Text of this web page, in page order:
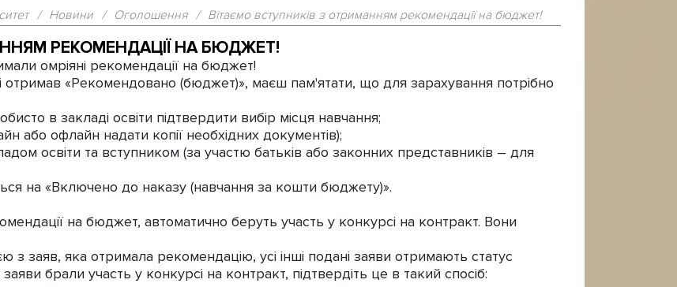
/ Новини / Оголошення / Вітаємо вступників з отриманням рекомендації на бюджет!
РЕКОМЕНДАЦІЇ НА БЮДЖЕТ!
омріяні рекомендації на бюджет!
«Рекомендовано (бюджет)», маєш пам'ятати, що для зарахування потрібно
в закладі освіти підтвердити вибір місця навчання;
або офлайн надати копії необхідних документів);
освіти та вступником (за участю батьків або законних представників – для
на «Включено до наказу (навчання за кошти бюджету)».
на бюджет, автоматично беруть участь у конкурсі на контракт. Вони
заяв, яка отримала рекомендацію, усі інші подані заяви отримають статус
брали участь у конкурсі на контракт, підтвердіть це в такий спосіб: